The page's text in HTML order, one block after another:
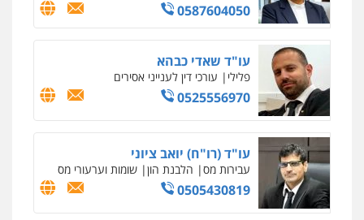
0587604050
עו"ד שאדי כבהא
פלילי עורכי דין לענייני אסירים
0525556970
עו"ד (רו"ח) יואב ציוני
עבירות מס הלבנת הון שומות וערעורי מס
0505430819